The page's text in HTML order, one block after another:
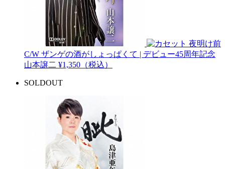
夜明け前
C/W ザンゲの酒がしょっぱくて | デビュー45周年記念
山本譲二 ¥1,350（税込）
SOLDOUT